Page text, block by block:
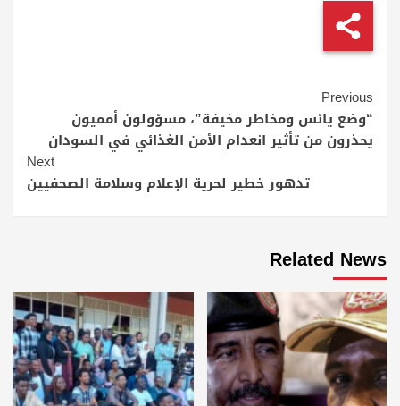
Continue
Reading
Previous
“وضع يائس ومخاطر مخيفة”، مسؤولون أمميون
يحذرون من تأثير انعدام الأمن الغذائي في السودان
Next
تدهور خطير لحرية الإعلام وسلامة الصحفيين
Related News